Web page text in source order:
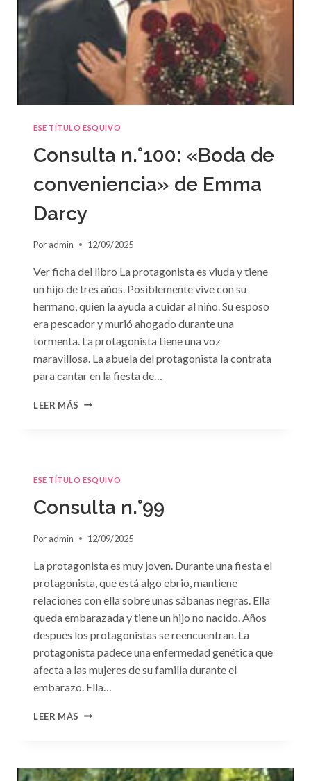
ESE TÍTULO ESQUIVO
Consulta n.°100: «Boda de
conveniencia» de Emma
Darcy
Por admin 12/09/2025
Ver ficha del libro La protagonista es viuda y tiene
un hijo de tres años. Posiblemente vive con su
hermano, quien la ayuda a cuidar al niño. Su esposo
era pescador y murió ahogado durante una
tormenta. La protagonista tiene una voz
maravillosa. La abuela del protagonista la contrata
para cantar en la fiesta de…
LEER MÁS CONSULTA
DE
EMMA
DARCY
ESE TÍTULO ESQUIVO
Consulta n.°99
Por admin 12/09/2025
La protagonista es muy joven. Durante una fiesta el
protagonista, que está algo ebrio, mantiene
relaciones con ella sobre unas sábanas negras. Ella
queda embarazada y tiene un hijo no nacido. Años
después los protagonistas se reencuentran. La
protagonista padece una enfermedad genética que
afecta a las mujeres de su familia durante el
embarazo. Ella…
LEER MÁS CONSULTA